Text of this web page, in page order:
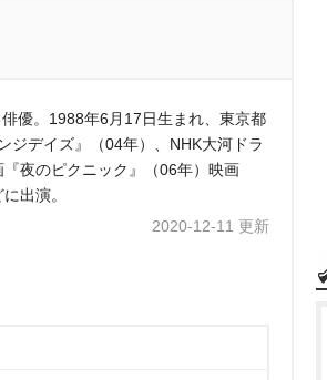
。1988年6月17日生まれ、東京都
ジデイズ』（04年）、NHK大河ドラ
夜のピクニック』（06年）映画
出演。
2020-12-11 更新